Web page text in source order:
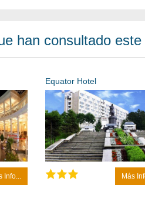
han consultado
Info...
Equator Hotel
Más